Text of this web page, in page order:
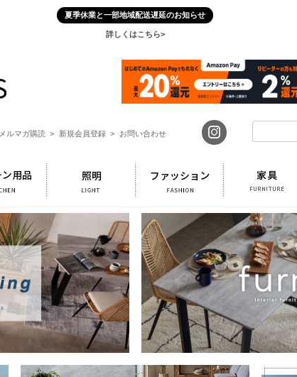
夏季休業と一部地域配送遅延のお知らせ
詳しくはこちら>
メルマガ購読 > 新規会員登録 > お問い合わせ